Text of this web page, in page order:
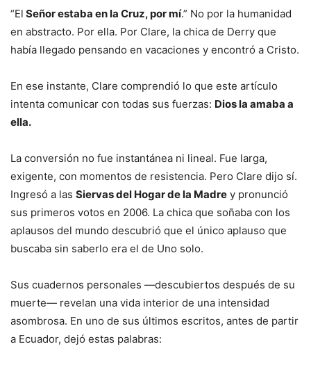
“El Señor estaba en la Cruz, por mí.” No por la humanidad
en abstracto. Por ella. Por Clare, la chica de Derry que
había llegado pensando en vacaciones y encontró a Cristo.
En ese instante, Clare comprendió lo que este artículo
intenta comunicar con todas sus fuerzas: Dios la amaba a
ella.
La conversión no fue instantánea ni lineal. Fue larga,
exigente, con momentos de resistencia. Pero Clare dijo sí.
Ingresó a las Siervas del Hogar de la Madre y pronunció
sus primeros votos en 2006. La chica que soñaba con los
aplausos del mundo descubrió que el único aplauso que
buscaba sin saberlo era el de Uno solo.
Sus cuadernos personales —descubiertos después de su
muerte— revelan una vida interior de una intensidad
asombrosa. En uno de sus últimos escritos, antes de partir
a Ecuador, dejó estas palabras: